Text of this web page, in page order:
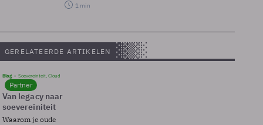
1 min
GERELATEERDE ARTIKELEN
Blog Soevereinteit, Cloud
Partner
Van legacy naar
soevereiniteit
Waarom je oude